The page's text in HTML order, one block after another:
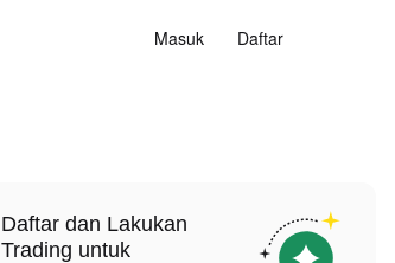
Masuk Daftar
Daftar dan Lakukan
Trading untuk